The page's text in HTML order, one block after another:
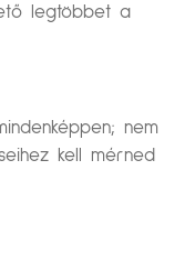
legtöbbet a
nem
kell mérned